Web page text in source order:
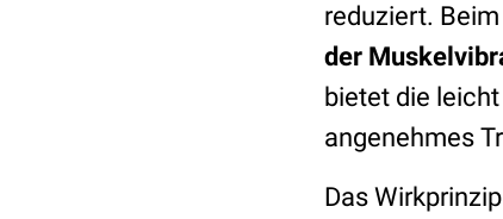
reduziert.
der
bietet die
angenehmes
Das